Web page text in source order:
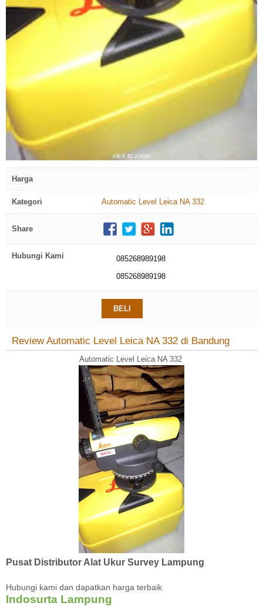
click to zoom
Harga
Kategori Automatic Level Leica NA 332
Share
Hubungi Kami
085268989198
085268989198
BELI
Review Automatic Level Leica NA 332 di Bandung
Automatic Level Leica NA 332
Pusat Distributor Alat Ukur Survey Lampung
Hubungi kami dan dapatkan harga terbaik
Indosurta Lampung